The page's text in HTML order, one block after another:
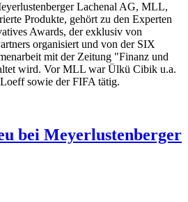
Lachenal AG, MLL,
Produkte, gehört zu den Experten
Awards, der exklusiv von
organisiert und von der SIX
mit der Zeitung "Finanz und
wird. Vor MLL war Ülkü Cibik u.a.
sowie der FIFA tätig.
bei Meyerlustenberger